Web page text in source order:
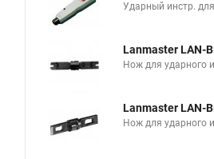
Ударный инстр.
Lanmaster LAN-
Нож для ударного
Lanmaster LAN-
Нож для ударного